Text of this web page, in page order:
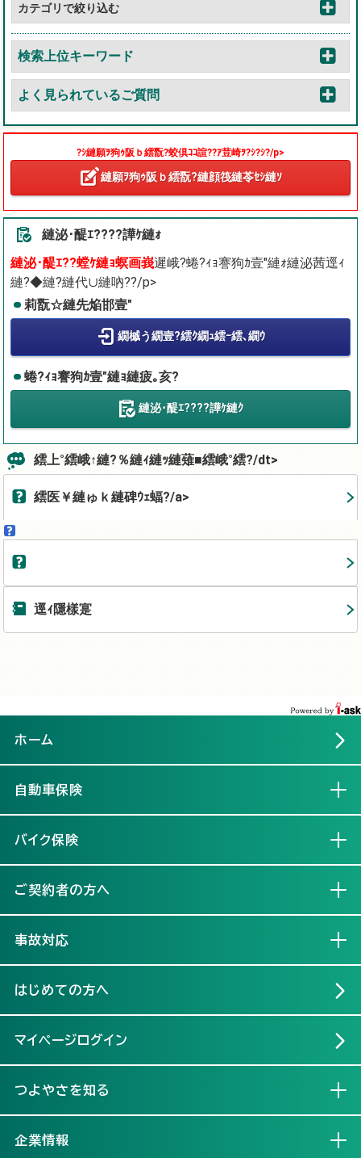
カテゴリで絞り込む
検索上位キーワード
よく見られているご質問
?ｼ縺願ｦ狗ｩ阪ｂ繧翫?蛟倶ｺｺ諠??ｱ荳崎ｦ?ｼ?ｼ?/p>
縺願ｦ狗ｩ阪ｂ繧翫?縺顔筏縺苓ｾｼ縺ｿ
縺泌･醍ｴ????譁ｹ縺ｫ
縺泌･醍ｴ??螳ｹ縺ｮ螟画峩遲峨?蜷?ｨｮ謇狗ｶ壹″縺ｫ縺泌茜逕ｨ
縺?◆縺?縺代∪縺吶??/p>
莉翫☆縺先焔邯壹″
繝槭う繝壹?繧ｸ繝ｭ繧ｰ繧､繝ｳ
蜷?ｨｮ謇狗ｶ壹″縺ｮ縺疲｡亥?
縺泌･醍ｴ????譁ｹ縺ｸ
繧上°繧峨↑縺?％縺ｨ縺ｯ縺薙■繧峨°繧?/dt>
繧医￥縺ゅｋ縺碑ｳｪ蝠?/a>
逕ｨ隱樣寔
ホーム
自動車保険
バイク保険
ご契約者の方へ
事故対応
はじめての方へ
マイページログイン
つよやさを知る
企業情報